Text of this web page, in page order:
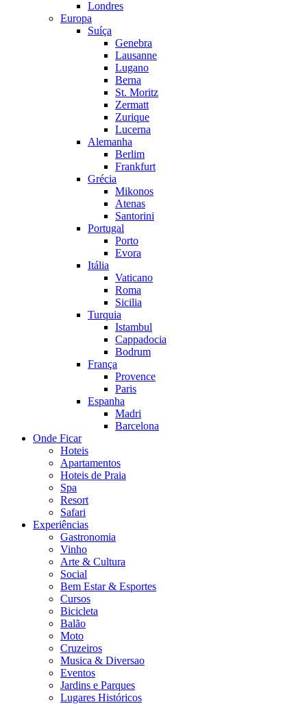
Londres
Europa
Suíça
Genebra
Lausanne
Lugano
Berna
St. Moritz
Zermatt
Zurique
Lucerna
Alemanha
Berlim
Frankfurt
Grécia
Mikonos
Atenas
Santorini
Portugal
Porto
Evora
Itália
Vaticano
Roma
Sicilia
Turquia
Istambul
Cappadocia
Bodrum
França
Provence
Paris
Espanha
Madri
Barcelona
Onde Ficar
Hoteis
Apartamentos
Hoteis de Praia
Spa
Resort
Safari
Experiências
Gastronomia
Vinho
Arte & Cultura
Social
Bem Estar & Esportes
Cursos
Bicicleta
Balão
Moto
Cruzeiros
Musica & Diversao
Eventos
Jardins e Parques
Lugares Históricos